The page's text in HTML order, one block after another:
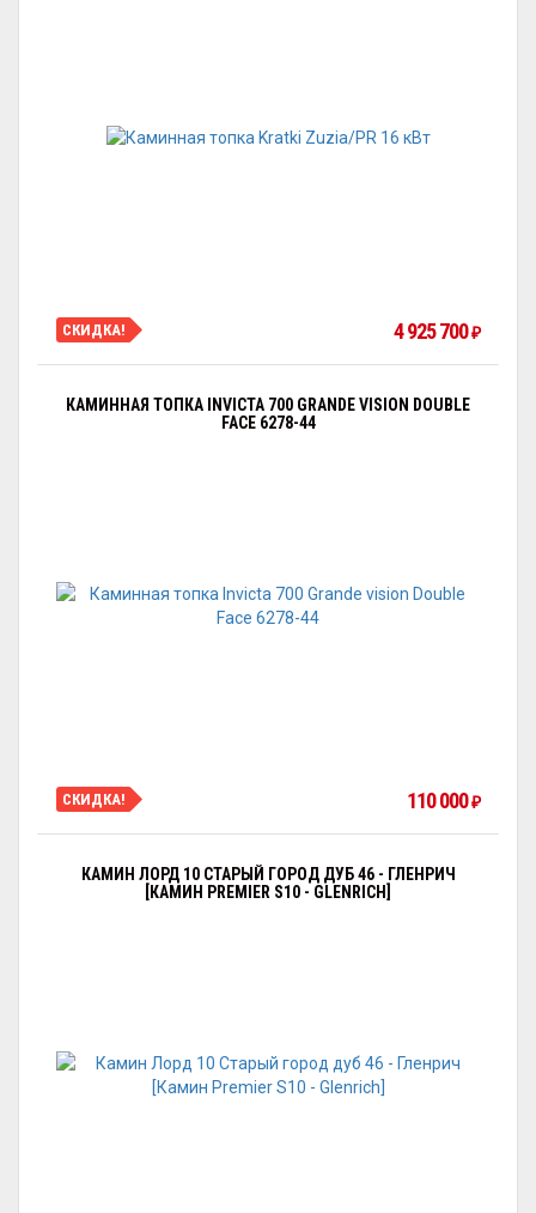
СКИДКА! 4 925 700₽
КАМИННАЯ ТОПКА INVICTA 700 GRANDE VISION DOUBLE
FACE 6278-44
СКИДКА! 110 000₽
КАМИН ЛОРД 10 СТАРЫЙ ГОРОД ДУБ 46 - ГЛЕНРИЧ
[КАМИН PREMIER S10 - GLENRICH]